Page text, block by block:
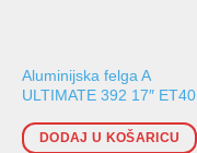
Aluminijska felga A
ULTIMATE 392 17″ ET40
DODAJ U KOŠARICU